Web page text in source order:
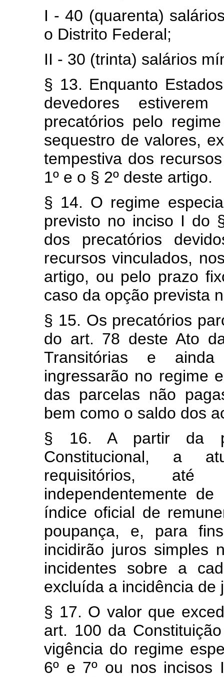
I - 40 (quarenta)
o Distrito Federal;
II - 30 (trinta) salários
§ 13. Enquanto
devedores
precatórios pelo
sequestro de valores,
tempestiva dos
1º e o § 2º deste artigo.
§ 14. O regime
previsto no inciso I do
dos precatórios
recursos vinculados,
artigo, ou pelo prazo
caso da opção prevista
§ 15. Os precatórios
do art. 78 deste Ato
Transitórias e
ingressarão no regime
das parcelas não
bem como o saldo dos
§ 16. A partir da
Constitucional, a
requisitórios,
independentemente
índice oficial de
poupança, e, para
incidirão juros simples
incidentes sobre a
excluída a incidência de
§ 17. O valor que
art. 100 da
vigência do regime
6º e 7º ou nos